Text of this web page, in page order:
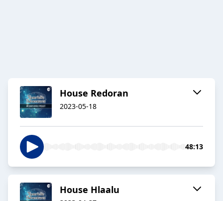
House Redoran
2023-05-18
48:13
House Hlaalu